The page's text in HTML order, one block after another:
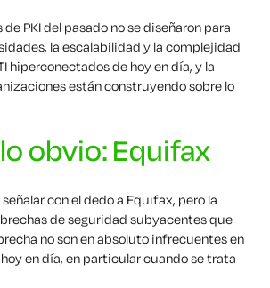
PKI del pasado no se diseñaron para
la escalabilidad y la complejidad
hiperconectados de hoy en día, y la
están construyendo sobre lo
obvio: Equifax
con el dedo a Equifax, pero la
de seguridad subyacentes que
no son en absoluto infrecuentes en
en día, en particular cuando se trata